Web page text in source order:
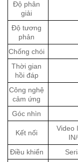
Độ phân
giải
Độ tương
phản
Chống chói
Thời gian
hồi đáp
Công nghệ
cảm ứng
Góc nhìn
Kết nối
Video
Điều khiển